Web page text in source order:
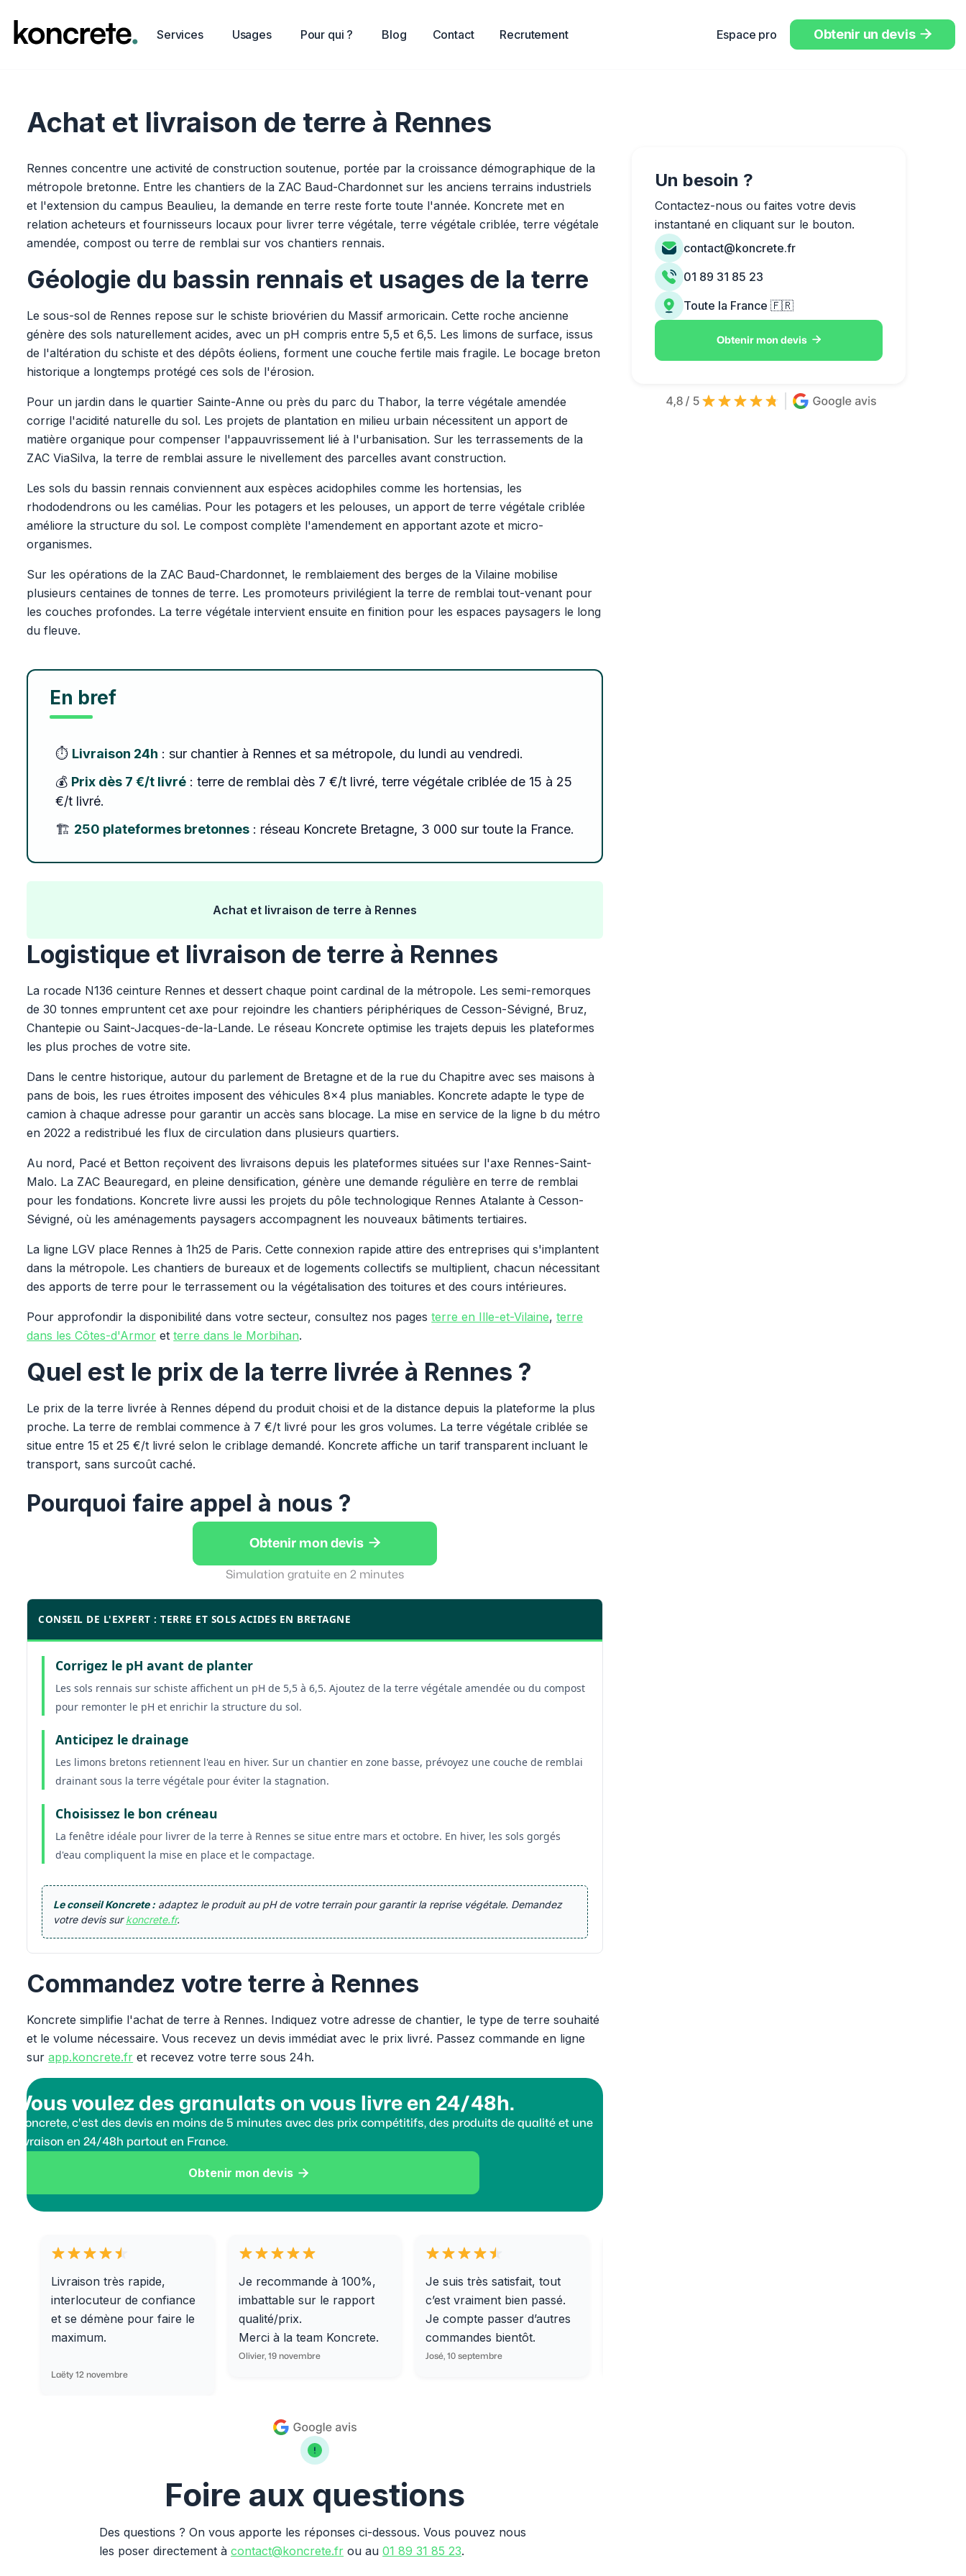
Services Usages Pour qui ? Blog Contact Recrutement Espace pro Obtenir un devis 
Achat et livraison de terre à Rennes
Rennes concentre une activité de construction soutenue, portée par la croissance démographique de la
métropole bretonne. Entre les chantiers de la ZAC Baud-Chardonnet sur les anciens terrains industriels
et l'extension du campus Beaulieu, la demande en terre reste forte toute l'année. Koncrete met en
relation acheteurs et fournisseurs locaux pour livrer terre végétale, terre végétale criblée, terre végétale
amendée, compost ou terre de remblai sur vos chantiers rennais.
Géologie du bassin rennais et usages de la terre
Le sous-sol de Rennes repose sur le schiste briovérien du Massif armoricain. Cette roche ancienne
génère des sols naturellement acides, avec un pH compris entre 5,5 et 6,5. Les limons de surface, issus
de l'altération du schiste et des dépôts éoliens, forment une couche fertile mais fragile. Le bocage breton
historique a longtemps protégé ces sols de l'érosion.
Pour un jardin dans le quartier Sainte-Anne ou près du parc du Thabor, la terre végétale amendée
corrige l'acidité naturelle du sol. Les projets de plantation en milieu urbain nécessitent un apport de
matière organique pour compenser l'appauvrissement lié à l'urbanisation. Sur les terrassements de la
ZAC ViaSilva, la terre de remblai assure le nivellement des parcelles avant construction.
Les sols du bassin rennais conviennent aux espèces acidophiles comme les hortensias, les
rhododendrons ou les camélias. Pour les potagers et les pelouses, un apport de terre végétale criblée
améliore la structure du sol. Le compost complète l'amendement en apportant azote et micro-
organismes.
Sur les opérations de la ZAC Baud-Chardonnet, le remblaiement des berges de la Vilaine mobilise
plusieurs centaines de tonnes de terre. Les promoteurs privilégient la terre de remblai tout-venant pour
les couches profondes. La terre végétale intervient ensuite en finition pour les espaces paysagers le long
du fleuve.
En bref
⏱️ Livraison 24h : sur chantier à Rennes et sa métropole, du lundi au vendredi.
💰 Prix dès 7 €/t livré : terre de remblai dès 7 €/t livré, terre végétale criblée de 15 à 25
€/t livré.
🏗️ 250 plateformes bretonnes : réseau Koncrete Bretagne, 3 000 sur toute la France.
Achat et livraison de terre à Rennes
Logistique et livraison de terre à Rennes
La rocade N136 ceinture Rennes et dessert chaque point cardinal de la métropole. Les semi-remorques
de 30 tonnes empruntent cet axe pour rejoindre les chantiers périphériques de Cesson-Sévigné, Bruz,
Chantepie ou Saint-Jacques-de-la-Lande. Le réseau Koncrete optimise les trajets depuis les plateformes
les plus proches de votre site.
Dans le centre historique, autour du parlement de Bretagne et de la rue du Chapitre avec ses maisons à
pans de bois, les rues étroites imposent des véhicules 8x4 plus maniables. Koncrete adapte le type de
camion à chaque adresse pour garantir un accès sans blocage. La mise en service de la ligne b du métro
en 2022 a redistribué les flux de circulation dans plusieurs quartiers.
Au nord, Pacé et Betton reçoivent des livraisons depuis les plateformes situées sur l'axe Rennes-Saint-
Malo. La ZAC Beauregard, en pleine densification, génère une demande régulière en terre de remblai
pour les fondations. Koncrete livre aussi les projets du pôle technologique Rennes Atalante à Cesson-
Sévigné, où les aménagements paysagers accompagnent les nouveaux bâtiments tertiaires.
La ligne LGV place Rennes à 1h25 de Paris. Cette connexion rapide attire des entreprises qui s'implantent
dans la métropole. Les chantiers de bureaux et de logements collectifs se multiplient, chacun nécessitant
des apports de terre pour le terrassement ou la végétalisation des toitures et des cours intérieures.
Pour approfondir la disponibilité dans votre secteur, consultez nos pagesterre en Ille-et-Vilaine,terre
dans les Côtes-d'Armor etterre dans le Morbihan.
Quel est le prix de la terre livrée à Rennes ?
Le prix de la terre livrée à Rennes dépend du produit choisi et de la distance depuis la plateforme la plus
proche. La terre de remblai commence à 7 €/t livré pour les gros volumes. La terre végétale criblée se
situe entre 15 et 25 €/t livré selon le criblage demandé. Koncrete affiche un tarif transparent incluant le
transport, sans surcoût caché.
Pourquoi faire appel à nous ?
Obtenir mon devis 
Simulation gratuite en 2 minutes
CONSEIL DE L'EXPERT : TERRE ET SOLS ACIDES EN BRETAGNE
Corrigez le pH avant de planter
Les sols rennais sur schiste affichent un pH de 5,5 à 6,5. Ajoutez de la terre végétale amendée ou du compost
pour remonter le pH et enrichir la structure du sol.
Anticipez le drainage
Les limons bretons retiennent l'eau en hiver. Sur un chantier en zone basse, prévoyez une couche de remblai
drainant sous la terre végétale pour éviter la stagnation.
Choisissez le bon créneau
La fenêtre idéale pour livrer de la terre à Rennes se situe entre mars et octobre. En hiver, les sols gorgés
d'eau compliquent la mise en place et le compactage.
Le conseil Koncrete : adaptez le produit au pH de votre terrain pour garantir la reprise végétale. Demandez
votre devis surkoncrete.fr.
Commandez votre terre à Rennes
Koncrete simplifie l'achat de terre à Rennes. Indiquez votre adresse de chantier, le type de terre souhaité
et le volume nécessaire. Vous recevez un devis immédiat avec le prix livré. Passez commande en ligne
surapp.koncrete.fr et recevez votre terre sous 24h.
Vous voulez des granulats on vous livre en 24/48h.
Koncrete, c'est des devis en moins de 5 minutes avec des prix compétitifs, des produits de qualité et une
livraison en 24/48h partout en France.
Obtenir mon devis 
Livraison très rapide,
interlocuteur de confiance
et se démène pour faire le
maximum.
Laëty 12 novembre
Je recommande à 100%,
imbattable sur le rapport
qualité/prix.
Merci à la team Koncrete.
Olivier, 19 novembre
Je suis très satisfait, tout
c’est vraiment bien passé.
Je compte passer d’autres
commandes bientôt.
José, 10 septembre
Foire aux questions
Des questions ? On vous apporte les réponses ci-dessous. Vous pouvez nous
les poser directement àcontact@koncrete.fr ou au01 89 31 85 23.
Un besoin ?
Contactez-nous ou faites votre devis
instantané en cliquant sur le bouton.
contact@koncrete.fr
01 89 31 85 23
Toute la France 🇫🇷
Obtenir mon devis 